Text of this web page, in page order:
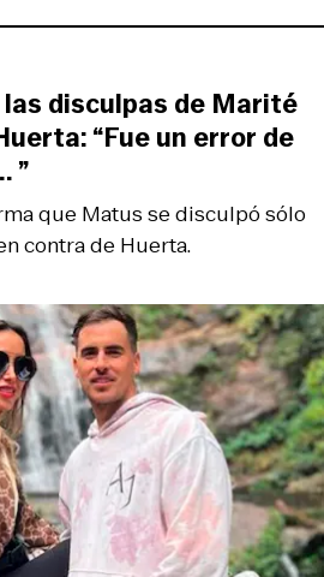
que Matus se disculpó sólo
contra de Huerta.
disculpas de Marité
“Fue un error de
”